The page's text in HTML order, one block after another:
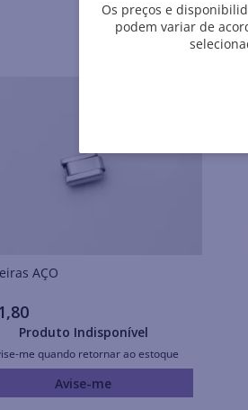
Pulseiras AÇO
1,80
Produto Indisponível
me quando retornar ao estoque
Avise-me
Os preços e
podem variar de